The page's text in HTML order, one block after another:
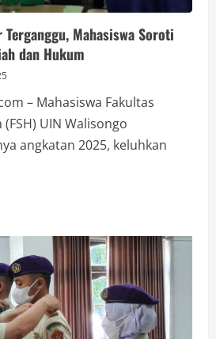
Mahasiswa Soroti
dan Hukum
– Mahasiswa Fakultas
UIN Walisongo
angkatan 2025, keluhkan